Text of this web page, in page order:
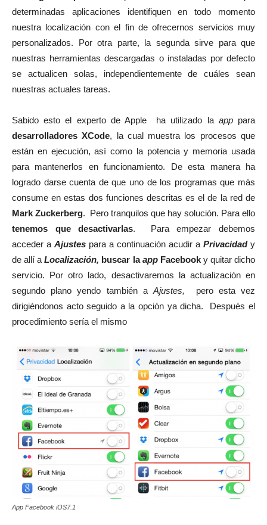
determinadas aplicaciones identifiquen en todo momento
nuestra localización con el fin de ofrecernos servicios muy
personalizados. Por otra parte, la segunda sirve para que
nuestras herramientas descargadas o instaladas por defecto
se actualicen solas, independientemente de cuáles sean
nuestras actuales tareas.
Sabido esto el experto de Apple ha utilizado la apppara
desarrolladores XCode, la cual muestra los procesos que
están en ejecución, así como la potencia y memoria usada
para mantenerlos en funcionamiento. De esta manera ha
logrado darse cuenta de que uno de los programas que más
consume en estas dos funciones descritas es el de la red de
Mark Zuckerberg. Pero tranquilos que hay solución. Para ello
tenemos que desactivarlas. Para empezar debemos
acceder a Ajustes para a continuación acudir a Privacidady
de allí aLocalización, buscar laappFacebook y quitar dicho
servicio. Por otro lado, desactivaremos la actualización en
segundo plano yendo también aAjustes, pero esta vez
dirigiéndonos acto seguido a la opción ya dicha. Después el
procedimiento sería el mismo
App Facebook iOS7.1